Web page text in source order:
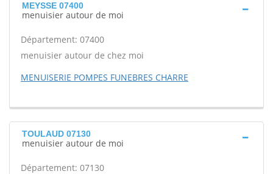
MEYSSE 07400
menuisier autour de moi
Département: 07400
menuisier autour de chez moi
MENUISERIE POMPES FUNEBRES CHARRE
TOULAUD 07130
menuisier autour de moi
Département: 07130